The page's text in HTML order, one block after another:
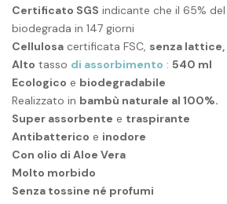
Certificato SGS indicante che il 65%
biodegrada in 147 giorni
Cellulosa certificata FSC, senza
Alto tasso di assorbimento : 540 ml
Ecologico e biodegradabile
Realizzato in bambù naturale al 100%.
Super assorbente e traspirante
Antibatterico e inodore
Con olio di Aloe Vera
Molto morbido
Senza tossine né profumi